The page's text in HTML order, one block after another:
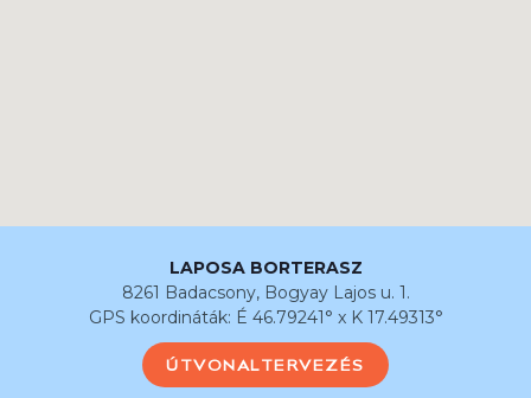
LAPOSA BORTERASZ
8261 Badacsony, Bogyay Lajos u. 1.
GPS koordináták: É 46.79241° x K 17.49313°
ÚTVONALTERVEZÉS